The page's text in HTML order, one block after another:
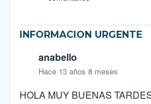
INFORMACION URGENTE
anabello
Hace 13 años 8 meses
HOLA MUY BUENAS